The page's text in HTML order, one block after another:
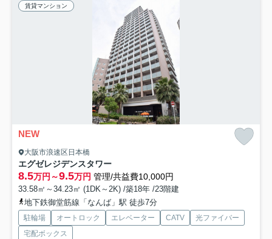
賃貸マンション
NEW
大阪市浪速区日本橋
エグゼレジデンスタワー
8.5万円～9.5万円 管理/共益費10,000円
33.58㎡～34.23㎡ (1DK～2K) /築18年 /23階建
地下鉄御堂筋線「なんば」駅 徒歩7分
駐輪場 オートロック エレベーター CATV
光ファイバー
宅配ボックス